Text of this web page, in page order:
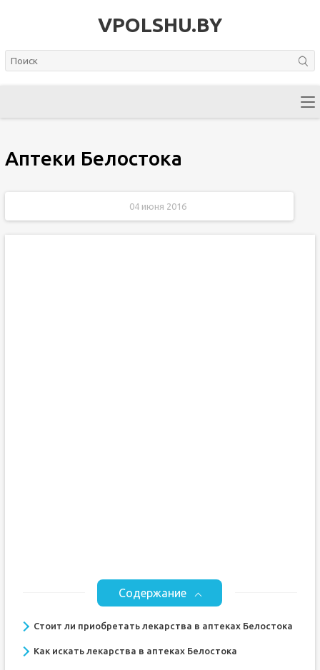
VPOLSHU.BY
Аптеки Белостока
04 июня 2016
Содержание
Стоит ли приобретать лекарства в аптеках Белостока
Как искать лекарства в аптеках Белостока